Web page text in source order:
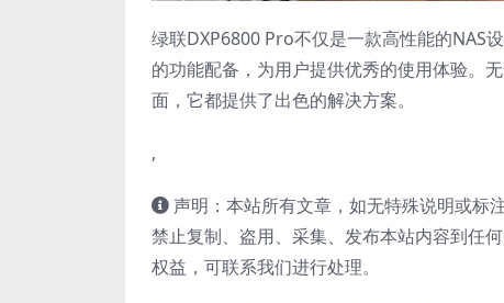
绿联DXP6800 Pro不仅是一款高性能的NAS
的功能配备，为用户提供优秀的使用体验。
面，它都提供了出色的解决方案。
,
声明：本站所有文章，如无特殊说明或标
禁止复制、盗用、采集、发布本站内容到任
权益，可联系我们进行处理。